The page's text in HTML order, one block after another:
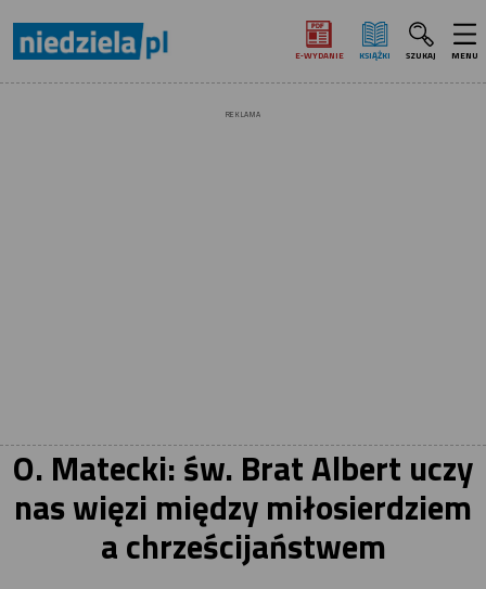
E‑WYDANIE KSIĄŻKI SZUKAJ MENU
REKLAMA
O. Matecki: św. Brat Albert uczy
nas więzi między miłosierdziem
a chrześcijaństwem